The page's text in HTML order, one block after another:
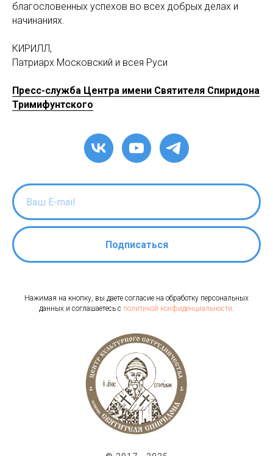
благословенных успехов во всех добрых делах и
начинаниях.
КИРИЛЛ,
Патриарх Московский и всея Руси
Пресс-служба Центра имени Святителя Спиридона
Тримифунтского
Подписаться
Нажимая на кнопку, вы даете согласие на обработку персональных
данных и соглашаетесь c политикой конфиденциальности.